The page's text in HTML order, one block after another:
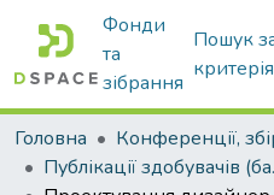
Фонди
та
зібрання
Пошук
Головна